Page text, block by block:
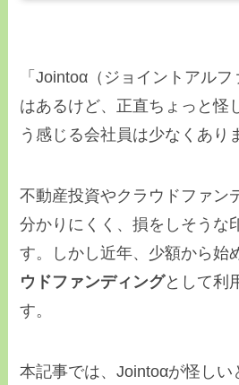
「Jointoα（ジョイントアル
はあるけど、正直ちょっと
う感じる会社員は少なくあり
不動産投資やクラウドファン
分かりにくく、損をしそうな
す。しかし近年、少額から始
ウドファンディングとして利
す。
本記事では、Jointoαが怪し